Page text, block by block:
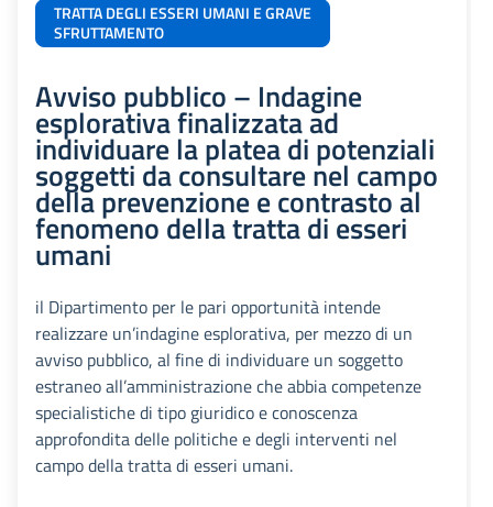
TRATTA DEGLI ESSERI UMANI E GRAVE
SFRUTTAMENTO
Avviso pubblico – Indagine
esplorativa finalizzata ad
individuare la platea di potenziali
soggetti da consultare nel campo
della prevenzione e contrasto al
fenomeno della tratta di esseri
umani
il Dipartimento per le pari opportunità intende
realizzare un’indagine esplorativa, per mezzo di un
avviso pubblico, al fine di individuare un soggetto
estraneo all’amministrazione che abbia competenze
specialistiche di tipo giuridico e conoscenza
approfondita delle politiche e degli interventi nel
campo della tratta di esseri umani.